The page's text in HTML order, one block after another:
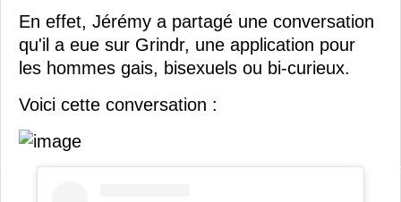
En effet, Jérémy a partagé une conversation
qu'il a eue sur Grindr, une application pour
les hommes gais, bisexuels ou bi-curieux.
Voici cette conversation :